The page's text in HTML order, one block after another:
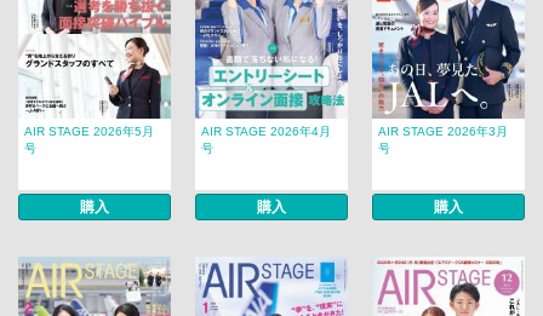
AIR STAGE 2026年5月
号
購入
AIR STAGE 2026年4月
号
購入
AIR STAGE 2026年3月
号
購入